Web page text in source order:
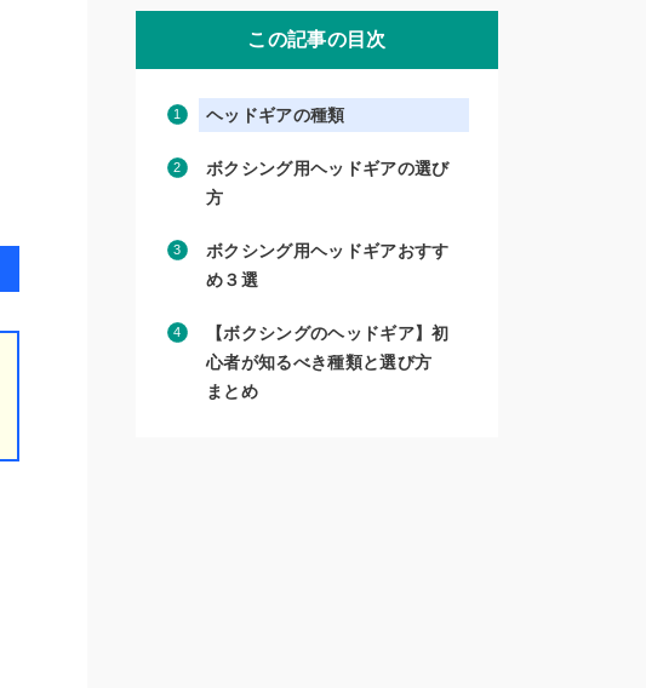
この記事の目次
ヘッドギアの種類
ボクシング用ヘッドギアの選び
方
ボクシング用ヘッドギアおすす
め３選
【ボクシングのヘッドギア】初
心者が知るべき種類と選び方
まとめ